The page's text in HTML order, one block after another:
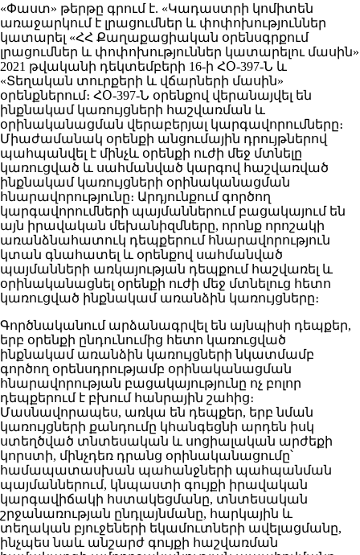
«Փաստ» թերթը գրում է. «Կադաստրի կոմիտեն
առաջարկում է լրացումներ և փոփոխություններ
կատարել «ՀՀ Քաղաքացիական օրենսգրքում
լրացումներ և փոփոխություններ կատարելու մասին»
2021 թվականի դեկտեմբերի 16-ի ՀՕ-397-Ն և
«Տեղական տուրքերի և վճարների մասին»
օրենքներում։ ՀՕ-397-Ն օրենքով վերանայվել են
ինքնակամ կառույցների հաշվառման և
օրինականացման վերաբերյալ կարգավորումները։
Միաժամանակ օրենքի անցումային դրույթներով
պահպանվել է մինչև օրենքի ուժի մեջ մտնելը
կառուցված և սահմանված կարգով հաշվառված
ինքնակամ կառույցների օրինականացման
հնարավորությունը։ Արդյունքում գործող
կարգավորումների պայմաններում բացակայում են
այն իրավական մեխանիզմները, որոնք որոշակի
առանձնահատուկ դեպքերում հնարավորություն
կտան գնահատել և օրենքով սահմանված
պայմանների առկայության դեպքում հաշվառել և
օրինականացնել օրենքի ուժի մեջ մտնելուց հետո
կառուցված ինքնակամ առանձին կառույցները։
Գործնականում արձանագրվել են այնպիսի դեպքեր,
երբ օրենքի ընդունումից հետո կառուցված
ինքնակամ առանձին կառույցների նկատմամբ
գործող օրենսդրությամբ օրինականացման
հնարավորության բացակայությունը ոչ բոլոր
դեպքերում է բխում հանրային շահից։
Մասնավորապես, առկա են դեպքեր, երբ նման
կառույցների քանդումը կհանգեցնի արդեն իսկ
ստեղծված տնտեսական և սոցիալական արժեքի
կորստի, մինչդեռ դրանց օրինականացումը՝
համապատասխան պահանջների պահպանման
պայմաններում, կնպաստի գույքի իրավական
կարգավիճակի հստակեցմանը, տնտեսական
շրջանառության ընդլայնմանը, հարկային և
տեղական բյուջեների եկամուտների ավելացմանը,
ինչպես նաև անշարժ գույքի հաշվառման